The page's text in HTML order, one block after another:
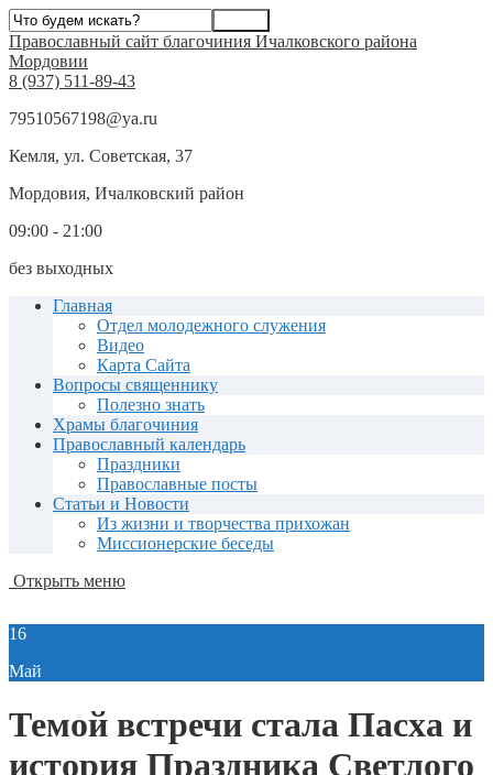
Православный сайт благочиния Ичалковского района
Мордовии
8 (937) 511-89-43
79510567198@ya.ru
Кемля, ул. Советская, 37
Мордовия, Ичалковский район
09:00 - 21:00
без выходных
Главная
Отдел молодежного служения
Видео
Карта Сайта
Вопросы священнику
Полезно знать
Храмы благочиния
Православный календарь
Праздники
Православные посты
Статьи и Новости
Из жизни и творчества прихожан
Миссионерские беседы
Открыть меню
16
Май
Темой встречи стала Пасха и
история Праздника Светлого